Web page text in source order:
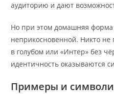
аудиторию и дают
Но при этом домашняя форма
неприкосновенной. Никто не
в голубом или «Интер» без
идентичность оказываются
Примеры и